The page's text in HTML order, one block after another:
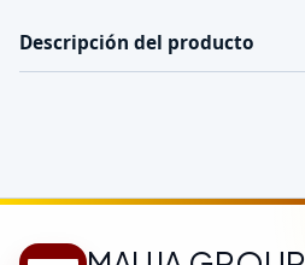
Descripción del producto